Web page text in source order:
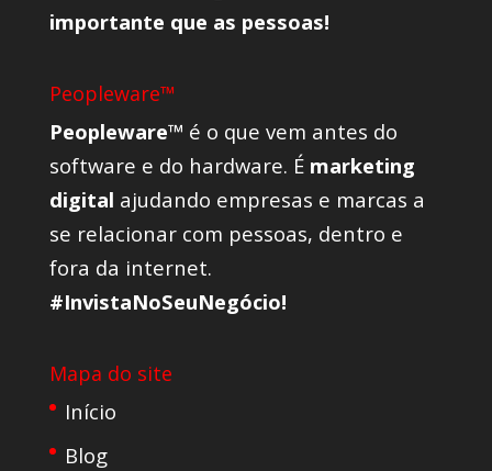
importante que as pessoas!
Peopleware™
Peopleware™ é o que vem antes do
software e do hardware. É marketing
digital ajudando empresas e marcas a
se relacionar com pessoas, dentro e
fora da internet.
#InvistaNoSeuNegócio!
Mapa do site
Início
Blog